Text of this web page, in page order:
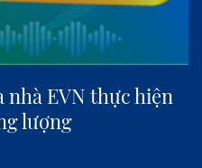
nhà EVN thực hiện
lượng